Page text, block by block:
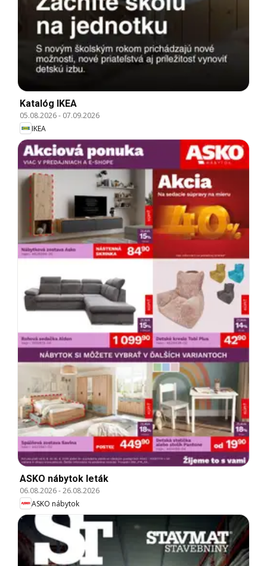
Katalóg IKEA
05.08.2026- 07.09.2026
IKEA
ASKO nábytok leták
06.08.2026-26.08.2026
ASKO nábytok